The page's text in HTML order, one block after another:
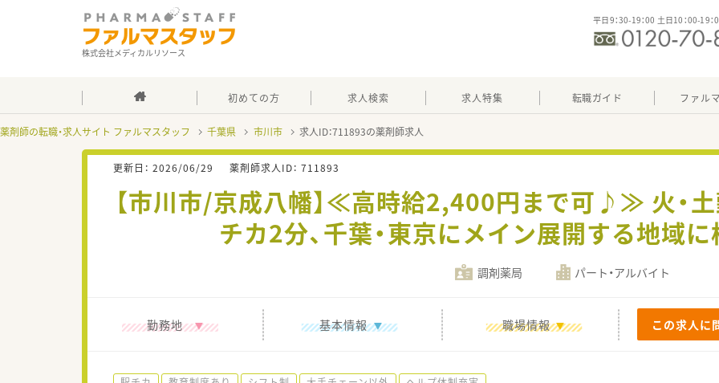
株式会社メディカルリソース
平日9：30-19：00 土日10：00-19：
初めての方 求人検索 求人特集 転職ガイド ファル
薬剤師の転職・求人サイト ファルマスタッフ 千葉県 市川市 求人ID：711893の薬剤師求人
更新日： 2026/06/29 薬剤師求人ID： 711893
【市川市/京成八幡】≪高時給2,400円まで可♪≫ 火・
チカ2分、千葉・東京にメイン展開する地域
調剤薬局 パート・アルバイト
勤務地 基本情報 職場情報 この求人に